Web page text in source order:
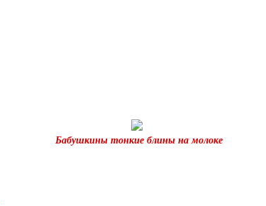
Бабушкины тонкие блины на молоке